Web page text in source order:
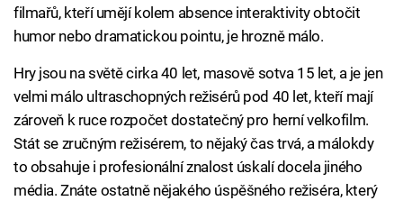
filmařů, kteří umějí kolem absence interaktivity obtočit
humor nebo dramatickou pointu, je hrozně málo.
Hry jsou na světě cirka 40 let, masově sotva 15 let, a je jen
velmi málo ultraschopných režisérů pod 40 let, kteří mají
zároveň k ruce rozpočet dostatečný pro herní velkofilm.
Stát se zručným režisérem, to nějaký čas trvá, a málokdy
to obsahuje i profesionální znalost úskalí docela jiného
média. Znáte ostatně nějakého úspěšného režiséra, který